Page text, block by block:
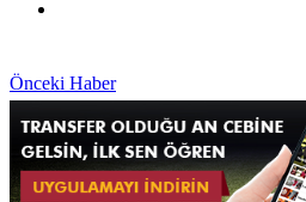
Önceki Haber